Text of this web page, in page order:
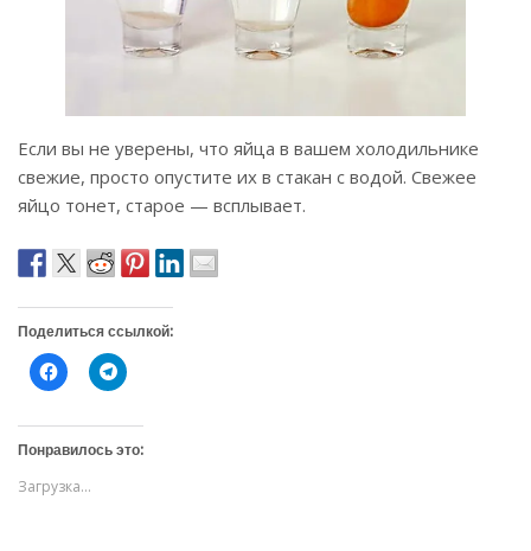
Если вы не уверены, что яйца в вашем холодильнике
свежие, просто опустите их в стакан с водой. Свежее
яйцо тонет, старое — всплывает.
Поделиться ссылкой:
Н
а
и
т
е
ч
Н
а
и
т
е
Понравилось это:
Загрузка...